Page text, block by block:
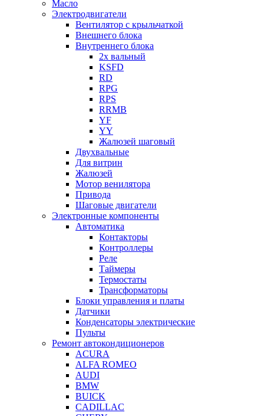
Масло
Электродвигатели
Вентилятор с крыльчаткой
Внешнего блока
Внутреннего блока
2х вальный
KSFD
RD
RPG
RPS
RRMB
YF
YY
Жалюзей шаговый
Двухвальные
Для витрин
Жалюзей
Мотор венилятора
Привода
Шаговые двигатели
Электронные компоненты
Автоматика
Контакторы
Контроллеры
Реле
Таймеры
Термостаты
Трансформаторы
Блоки управления и платы
Датчики
Конденсаторы электрические
Пульты
Ремонт автокондиционеров
ACURA
ALFA ROMEO
AUDI
BMW
BUICK
CADILLAC